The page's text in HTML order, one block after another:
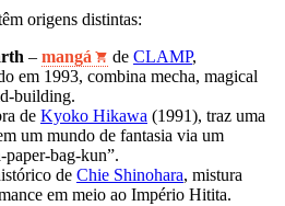
origens distintas:
– mangá de CLAMP,
em 1993, combina mecha, magical
de Kyoko Hikawa (1991), traz uma
um mundo de fantasia via um
de Chie Shinohara, mistura
em meio ao Império Hitita.